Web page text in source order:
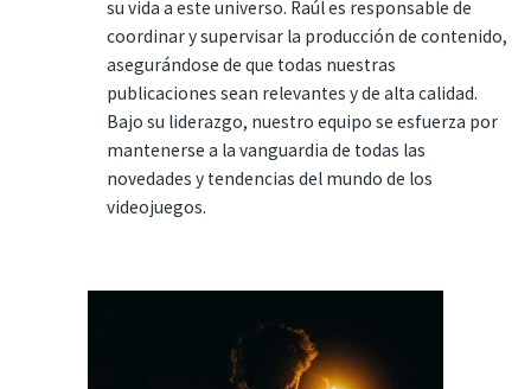
su vida a este universo. Raúl es responsable de
coordinar y supervisar la producción de contenido,
asegurándose de que todas nuestras
publicaciones sean relevantes y de alta calidad.
Bajo su liderazgo, nuestro equipo se esfuerza por
mantenerse a la vanguardia de todas las
novedades y tendencias del mundo de los
videojuegos.